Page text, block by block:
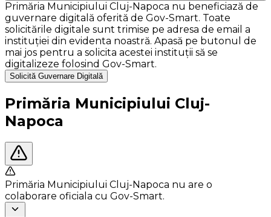
Primăria Municipiului Cluj-Napoca nu beneficiază de
guvernare digitală oferită de Gov-Smart. Toate
solicitările digitale sunt trimise pe adresa de email a
instituției din evidenta noastră. Apasă pe butonul de
mai jos pentru a solicita acestei instituții să se
digitalizeze folosind Gov-Smart.
Solicită Guvernare Digitală
Primăria Municipiului Cluj-
Napoca
Primăria Municipiului Cluj-Napoca nu are o
colaborare oficiala cu Gov-Smart.